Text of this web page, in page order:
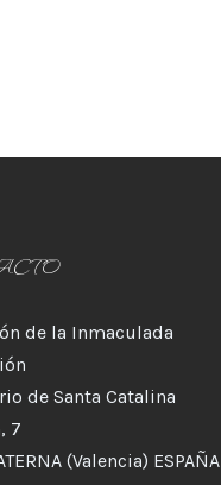
de la Inmaculada
de Santa Catalina
7
(Valencia) ESPAÑA